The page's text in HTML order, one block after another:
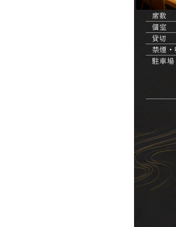
席数
個室
貸切
禁煙
駐車場